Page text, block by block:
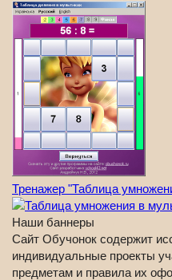
Тренажер "Таблица
Наши баннеры
Сайт Обучонок содержит
индивидуальные проекты
предметам и правила их